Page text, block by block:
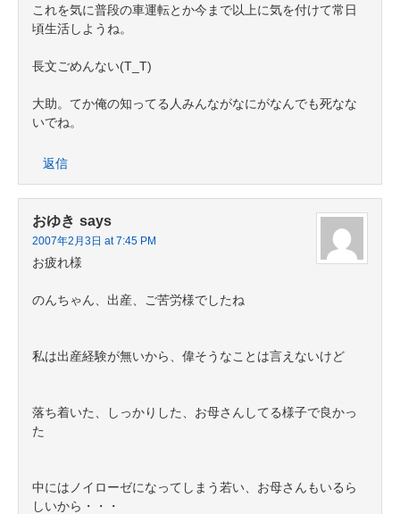
これを気に普段の車運転とか今まで以上に気を付けて常日
頃生活しようね。
長文ごめんない(T_T)
大助。てか俺の知ってる人みんながなにがなんでも死なな
いでね。
返信
おゆき says
2007年2月3日 at 7:45 PM
お疲れ様
のんちゃん、出産、ご苦労様でしたね
私は出産経験が無いから、偉そうなことは言えないけど
落ち着いた、しっかりした、お母さんしてる様子で良かっ
た
中にはノイローゼになってしまう若い、お母さんもいるら
しいから・・・